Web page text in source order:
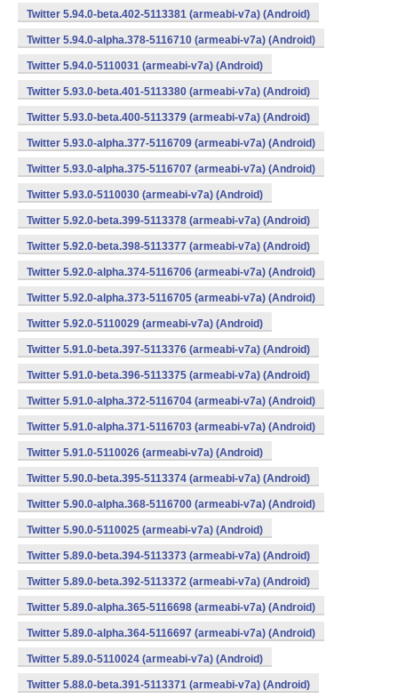
Twitter 5.94.0-beta.402-5113381 (armeabi-v7a) (Android)
Twitter 5.94.0-alpha.378-5116710 (armeabi-v7a) (Android)
Twitter 5.94.0-5110031 (armeabi-v7a) (Android)
Twitter 5.93.0-beta.401-5113380 (armeabi-v7a) (Android)
Twitter 5.93.0-beta.400-5113379 (armeabi-v7a) (Android)
Twitter 5.93.0-alpha.377-5116709 (armeabi-v7a) (Android)
Twitter 5.93.0-alpha.375-5116707 (armeabi-v7a) (Android)
Twitter 5.93.0-5110030 (armeabi-v7a) (Android)
Twitter 5.92.0-beta.399-5113378 (armeabi-v7a) (Android)
Twitter 5.92.0-beta.398-5113377 (armeabi-v7a) (Android)
Twitter 5.92.0-alpha.374-5116706 (armeabi-v7a) (Android)
Twitter 5.92.0-alpha.373-5116705 (armeabi-v7a) (Android)
Twitter 5.92.0-5110029 (armeabi-v7a) (Android)
Twitter 5.91.0-beta.397-5113376 (armeabi-v7a) (Android)
Twitter 5.91.0-beta.396-5113375 (armeabi-v7a) (Android)
Twitter 5.91.0-alpha.372-5116704 (armeabi-v7a) (Android)
Twitter 5.91.0-alpha.371-5116703 (armeabi-v7a) (Android)
Twitter 5.91.0-5110026 (armeabi-v7a) (Android)
Twitter 5.90.0-beta.395-5113374 (armeabi-v7a) (Android)
Twitter 5.90.0-alpha.368-5116700 (armeabi-v7a) (Android)
Twitter 5.90.0-5110025 (armeabi-v7a) (Android)
Twitter 5.89.0-beta.394-5113373 (armeabi-v7a) (Android)
Twitter 5.89.0-beta.392-5113372 (armeabi-v7a) (Android)
Twitter 5.89.0-alpha.365-5116698 (armeabi-v7a) (Android)
Twitter 5.89.0-alpha.364-5116697 (armeabi-v7a) (Android)
Twitter 5.89.0-5110024 (armeabi-v7a) (Android)
Twitter 5.88.0-beta.391-5113371 (armeabi-v7a) (Android)